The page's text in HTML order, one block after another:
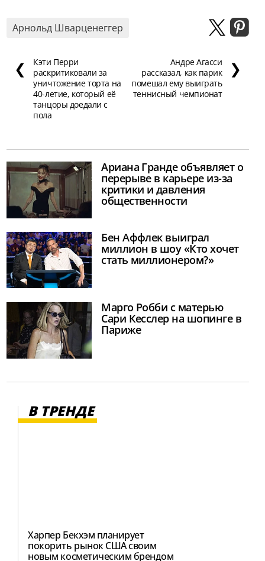
Арнольд Шварценеггер
❮
Кэти Перри
раскритиковали за
уничтожение торта на
40-летие, который её
танцоры доедали с
пола
Андре Агасси
рассказал, как парик
помешал ему выиграть
теннисный чемпионат
❯
Ариана Гранде объявляет о
перерыве в карьере из-за
критики и давления
общественности
Бен Аффлек выиграл
миллион в шоу «Кто хочет
стать миллионером?»
Марго Робби с матерью
Сари Кесслер на шопинге в
Париже
В ТРЕНДЕ
Харпер Бекхэм планирует
покорить рынок США своим
новым косметическим брендом